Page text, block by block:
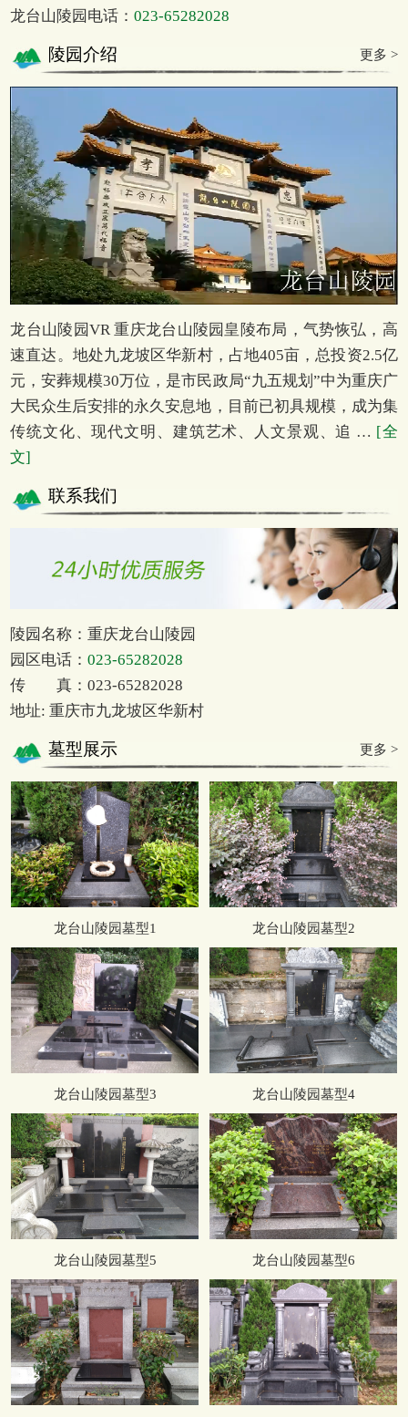
龙台山陵园电话：023-65282028
陵园介绍 更多 >
龙台山陵园VR 重庆龙台山陵园皇陵布局，气势恢弘，高
速直达。地处九龙坡区华新村，占地405亩，总投资2.5亿
元，安葬规模30万位，是市民政局“九五规划”中为重庆广
大民众生后安排的永久安息地，目前已初具规模，成为集
传统文化、现代文明、建筑艺术、人文景观、追 … [全
文]
联系我们
陵园名称：重庆龙台山陵园
园区电话：023-65282028
传 真：023-65282028
地址: 重庆市九龙坡区华新村
墓型展示 更多 >
龙台山陵园墓型1 龙台山陵园墓型2
龙台山陵园墓型3 龙台山陵园墓型4
龙台山陵园墓型5 龙台山陵园墓型6